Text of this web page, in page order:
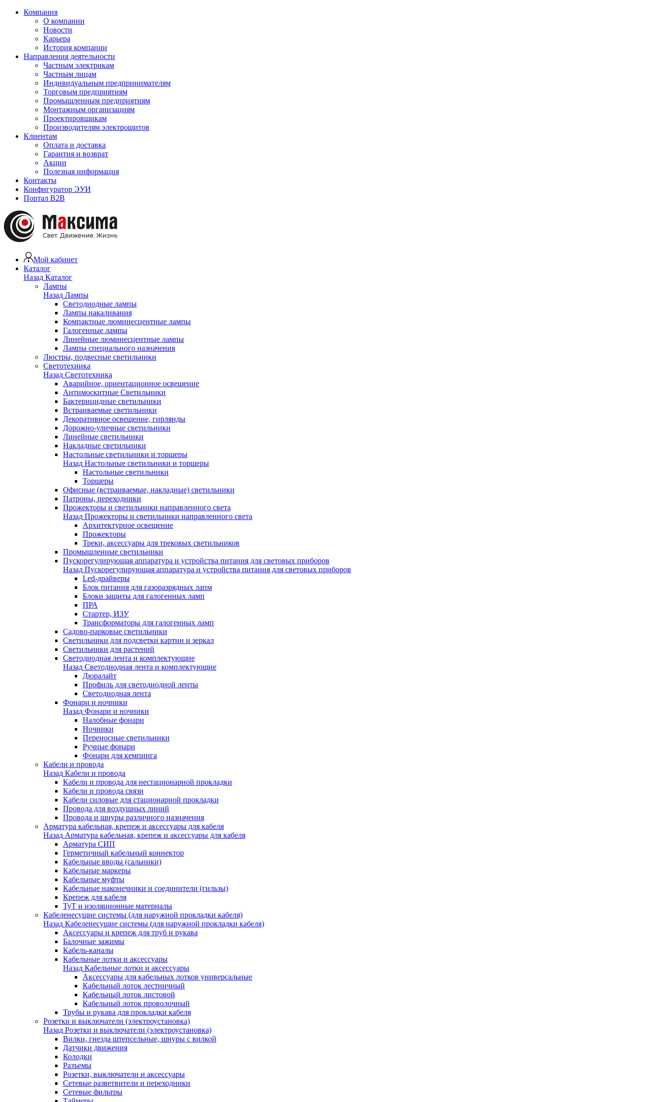
Компания
О компании
Новости
Карьера
История компании
Направления деятельности
Частным электрикам
Частным лицам
Индивидуальным предпринимателям
Торговым предприятиям
Промышленным предприятиям
Монтажным организациям
Проектировщикам
Производителям электрощитов
Клиентам
Оплата и доставка
Гарантия и возврат
Акции
Полезная информация
Контакты
Конфигуратор ЭУИ
Портал B2B
Мой кабинет
Каталог
Назад Каталог
Лампы
Назад Лампы
Светодиодные лампы
Лампы накаливания
Компактные люминесцентные лампы
Галогенные лампы
Линейные люминесцентные лампы
Лампы специального назначения
Люстры, подвесные светильники
Светотехника
Назад Светотехника
Аварийное, ориентационное освещение
Антимоскитные Светильники
Бактерицидные светильники
Встраиваемые светильники
Декоративное освещение, гирлянды
Дорожно-уличные светильники
Линейные светильники
Накладные светильники
Настольные светильники и торшеры
Назад Настольные светильники и торшеры
Настольные светильники
Торшеры
Офисные (встраиваемые, накладные) светильники
Патроны, переходники
Прожекторы и светильники направленного света
Назад Прожекторы и светильники направленного света
Архитектурное освещение
Прожекторы
Треки, аксессуары для трековых светильников
Промышленные светильники
Пускорегулирующая аппаратура и устройства питания для световых приборов
Назад Пускорегулирующая аппаратура и устройства питания для световых приборов
Led-драйверы
Блок питания для газоразрядных лапм
Блоки защиты для галогенных ламп
ПРА
Стартер, ИЗУ
Трансформаторы для галогенных ламп
Садово-парковые светильники
Светильники для подсветки картин и зеркал
Светильники для растений
Светодиодная лента и комплектующие
Назад Светодиодная лента и комплектующие
Дюралайт
Профиль для светодиодной ленты
Светодиодная лента
Фонари и ночники
Назад Фонари и ночники
Налобные фонари
Ночники
Переносные светильники
Ручные фонари
Фонари для кемпинга
Кабели и провода
Назад Кабели и провода
Кабели и провода для нестационарной прокладки
Кабели и провода связи
Кабели силовые для стационарной прокладки
Провода для воздушных линий
Провода и шнуры различного назначения
Арматура кабельная, крепеж и аксессуары для кабеля
Назад Арматура кабельная, крепеж и аксессуары для кабеля
Арматура СИП
Герметичный кабельный коннектор
Кабельные вводы (сальники)
Кабельные маркеры
Кабельные муфты
Кабельные наконечники и соединители (гильзы)
Крепеж для кабеля
ТуТ и изоляционные материалы
Кабеленесущие системы (для наружной прокладки кабеля)
Назад Кабеленесущие системы (для наружной прокладки кабеля)
Аксессуары и крепеж для труб и рукава
Балочные зажимы
Кабель-каналы
Кабельные лотки и аксессуары
Назад Кабельные лотки и аксессуары
Аксессуары для кабельных лотков универсальные
Кабельный лоток лестничный
Кабельный лоток листовой
Кабельный лоток проволочный
Трубы и рукава для прокладки кабеля
Розетки и выключатели (электроустановка)
Назад Розетки и выключатели (электроустановка)
Вилки, гнезда штепсельные, шнуры с вилкой
Датчики движения
Колодки
Разъемы
Розетки, выключатели и аксессуары
Сетевые разветвители и переходники
Сетевые фильтры